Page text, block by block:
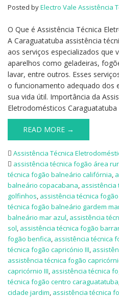
Posted byElectro Vale Assistência
O Que é Assistência Técnica
A Caraguatatuba assistência
aos serviços especializados que
aparelhos como geladeiras,
lavar, entre outros. Esses
o funcionamento adequado dos
sua vida útil. Importância da
Eletrodomésticos
READ MORE →
Assistência Técnica
assistência técnica fogão área
técnica fogão balneário califórnia,
balneário copacabana, assistência
golfinhos, assistência técnica
técnica fogão balneário gardem
balneário mar azul, assistência
sol, assistência técnica fogão
fogão benfica, assistência técnica
técnica fogão capricónio III,
assistência técnica fogão
capricórnio III, assistência técnica
técnica fogão centro caraguatatuba
cidade jardim, assistência técnica